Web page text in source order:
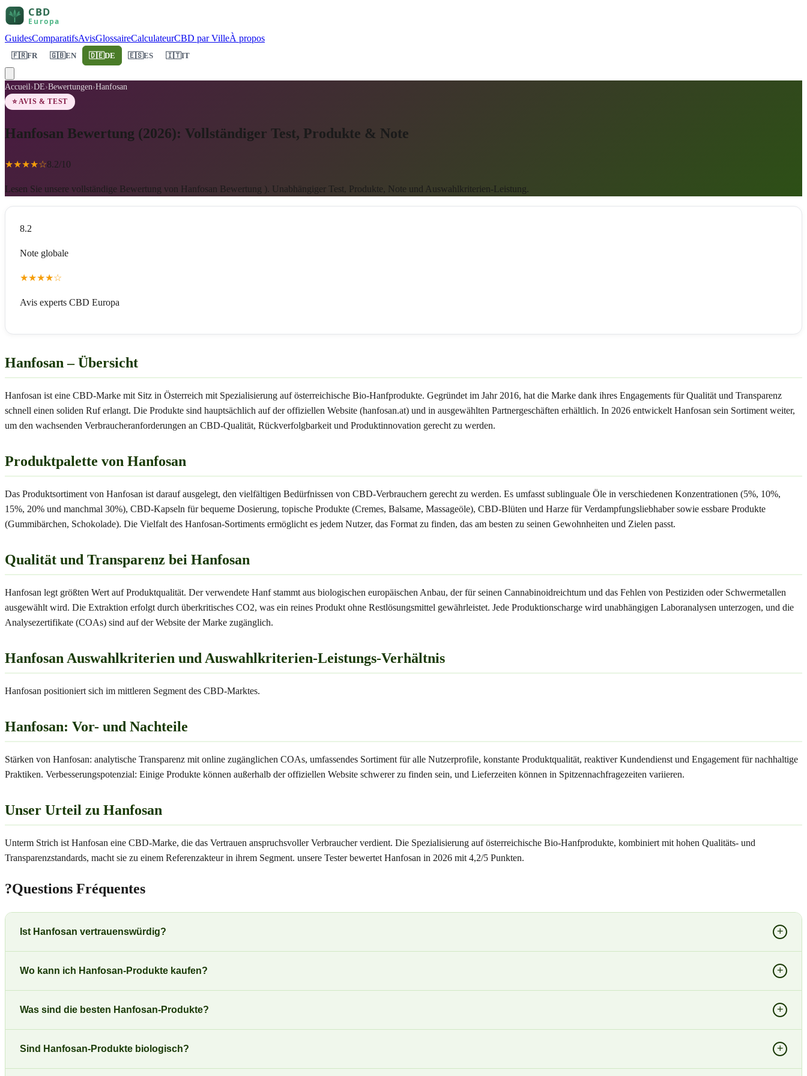
GuidesComparatifsAvisGlossaireCalculateurCBD par VilleÀ propos
🇫🇷FR 🇬🇧EN 🇩🇪DE 🇪🇸ES 🇮🇹IT
Accueil›DE›Bewertungen›Hanfosan
⭐ AVIS & TEST
Hanfosan Bewertung (2026): Vollständiger Test, Produkte & Note
★★★★☆8.2/10
Lesen Sie unsere vollständige Bewertung von Hanfosan Bewertung ). Unabhängiger Test, Produkte, Note und Auswahlkriterien-Leistung.
8.2
Note globale
★★★★☆
Avis experts CBD Europa
Hanfosan – Übersicht
Hanfosan ist eine CBD-Marke mit Sitz in Österreich mit Spezialisierung auf österreichische Bio-Hanfprodukte. Gegründet im Jahr 2016, hat die Marke dank ihres Engagements für Qualität und Transparenz
schnell einen soliden Ruf erlangt. Die Produkte sind hauptsächlich auf der offiziellen Website (hanfosan.at) und in ausgewählten Partnergeschäften erhältlich. In 2026 entwickelt Hanfosan sein Sortiment weiter,
um den wachsenden Verbraucheranforderungen an CBD-Qualität, Rückverfolgbarkeit und Produktinnovation gerecht zu werden.
Produktpalette von Hanfosan
Das Produktsortiment von Hanfosan ist darauf ausgelegt, den vielfältigen Bedürfnissen von CBD-Verbrauchern gerecht zu werden. Es umfasst sublinguale Öle in verschiedenen Konzentrationen (5%, 10%,
15%, 20% und manchmal 30%), CBD-Kapseln für bequeme Dosierung, topische Produkte (Cremes, Balsame, Massageöle), CBD-Blüten und Harze für Verdampfungsliebhaber sowie essbare Produkte
(Gummibärchen, Schokolade). Die Vielfalt des Hanfosan-Sortiments ermöglicht es jedem Nutzer, das Format zu finden, das am besten zu seinen Gewohnheiten und Zielen passt.
Qualität und Transparenz bei Hanfosan
Hanfosan legt größten Wert auf Produktqualität. Der verwendete Hanf stammt aus biologischen europäischen Anbau, der für seinen Cannabinoidreichtum und das Fehlen von Pestiziden oder Schwermetallen
ausgewählt wird. Die Extraktion erfolgt durch überkritisches CO2, was ein reines Produkt ohne Restlösungsmittel gewährleistet. Jede Produktionscharge wird unabhängigen Laboranalysen unterzogen, und die
Analysezertifikate (COAs) sind auf der Website der Marke zugänglich.
Hanfosan Auswahlkriterien und Auswahlkriterien-Leistungs-Verhältnis
Hanfosan positioniert sich im mittleren Segment des CBD-Marktes.
Hanfosan: Vor- und Nachteile
Stärken von Hanfosan: analytische Transparenz mit online zugänglichen COAs, umfassendes Sortiment für alle Nutzerprofile, konstante Produktqualität, reaktiver Kundendienst und Engagement für nachhaltige
Praktiken. Verbesserungspotenzial: Einige Produkte können außerhalb der offiziellen Website schwerer zu finden sein, und Lieferzeiten können in Spitzennachfragezeiten variieren.
Unser Urteil zu Hanfosan
Unterm Strich ist Hanfosan eine CBD-Marke, die das Vertrauen anspruchsvoller Verbraucher verdient. Die Spezialisierung auf österreichische Bio-Hanfprodukte, kombiniert mit hohen Qualitäts- und
Transparenzstandards, macht sie zu einem Referenzakteur in ihrem Segment. unsere Tester bewertet Hanfosan in 2026 mit 4,2/5 Punkten.
?Questions Fréquentes
Ist Hanfosan vertrauenswürdig? +
Wo kann ich Hanfosan-Produkte kaufen? +
Was sind die besten Hanfosan-Produkte? +
Sind Hanfosan-Produkte biologisch? +